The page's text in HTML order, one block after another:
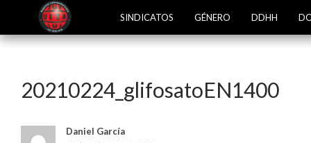
SINDICATOS GÉNERO DDHH
20210224_glifosatoEN1400
Daniel García